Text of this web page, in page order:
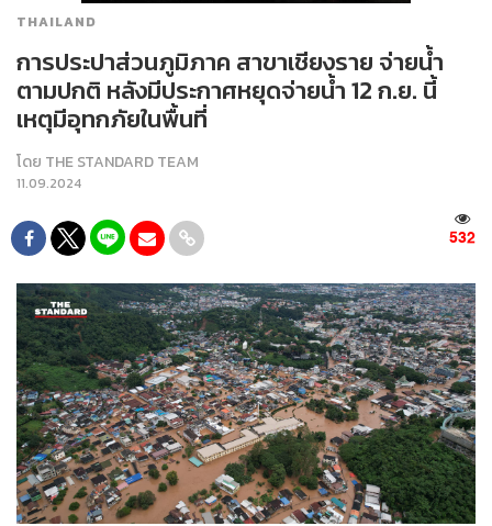
THAILAND
การประปาส่วนภูมิภาค สาขาเชียงราย จ่ายน้ำ
ตามปกติ หลังมีประกาศหยุดจ่ายน้ำ 12 ก.ย. นี้
เหตุมีอุทกภัยในพื้นที่
โดย THE STANDARD TEAM
11.09.2024
532